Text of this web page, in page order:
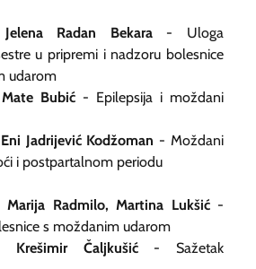
Jelena Radan Bekara - Uloga
u pripremi i nadzoru bolesnice
udarom
Mate Bubić - Epilepsija i moždani
Eni Jadrijević Kodžoman -Moždani
i postpartalnom periodu
Marija Radmilo, Martina Lukšić -
s moždanim udarom
Krešimir Čaljkušić - Sažetak